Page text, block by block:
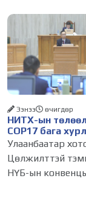
тэр ч байтугай
цэнийг хүртэл
дагагчийн
хэмжих хандлага
авч
НИТХ-ын
COP17 бага
бэлтгэл ажлын
мэдээлэл
Ээнээ өчигдѳр
Улаанбаатар
Цөлжилттэй
НҮБ-ын